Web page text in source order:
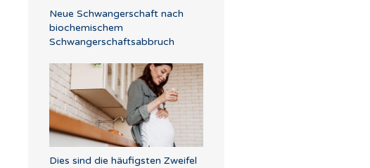
Neue Schwangerschaft nach
biochemischem
Schwangerschaftsabbruch
Dies sind die häufigsten Zweifel